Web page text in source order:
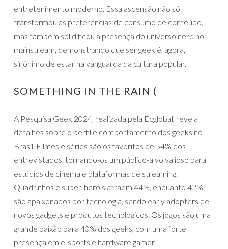
entretenimento moderno. Essa ascensão não só
transformou as preferências de consumo de conteúdo,
mas também solidificou a presença do universo nerd no
mainstream, demonstrando que ser geek é, agora,
sinônimo de estar na vanguarda da cultura popular.
SOMETHING IN THE RAIN (
A Pesquisa Geek 2024, realizada pela Ecglobal, revela
detalhes sobre o perfil e comportamento dos geeks no
Brasil. Filmes e séries são os favoritos de 54% dos
entrevistados, tornando-os um público-alvo valioso para
estúdios de cinema e plataformas de streaming.
Quadrinhos e super-heróis atraem 44%, enquanto 42%
são apaixonados por tecnologia, sendo early adopters de
novos gadgets e produtos tecnológicos. Os jogos são uma
grande paixão para 40% dos geeks, com uma forte
presença em e-sports e hardware gamer.